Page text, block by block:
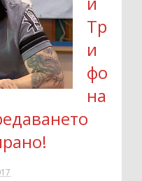
Тр
и
фо
на